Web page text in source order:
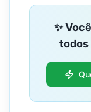
✨
todos